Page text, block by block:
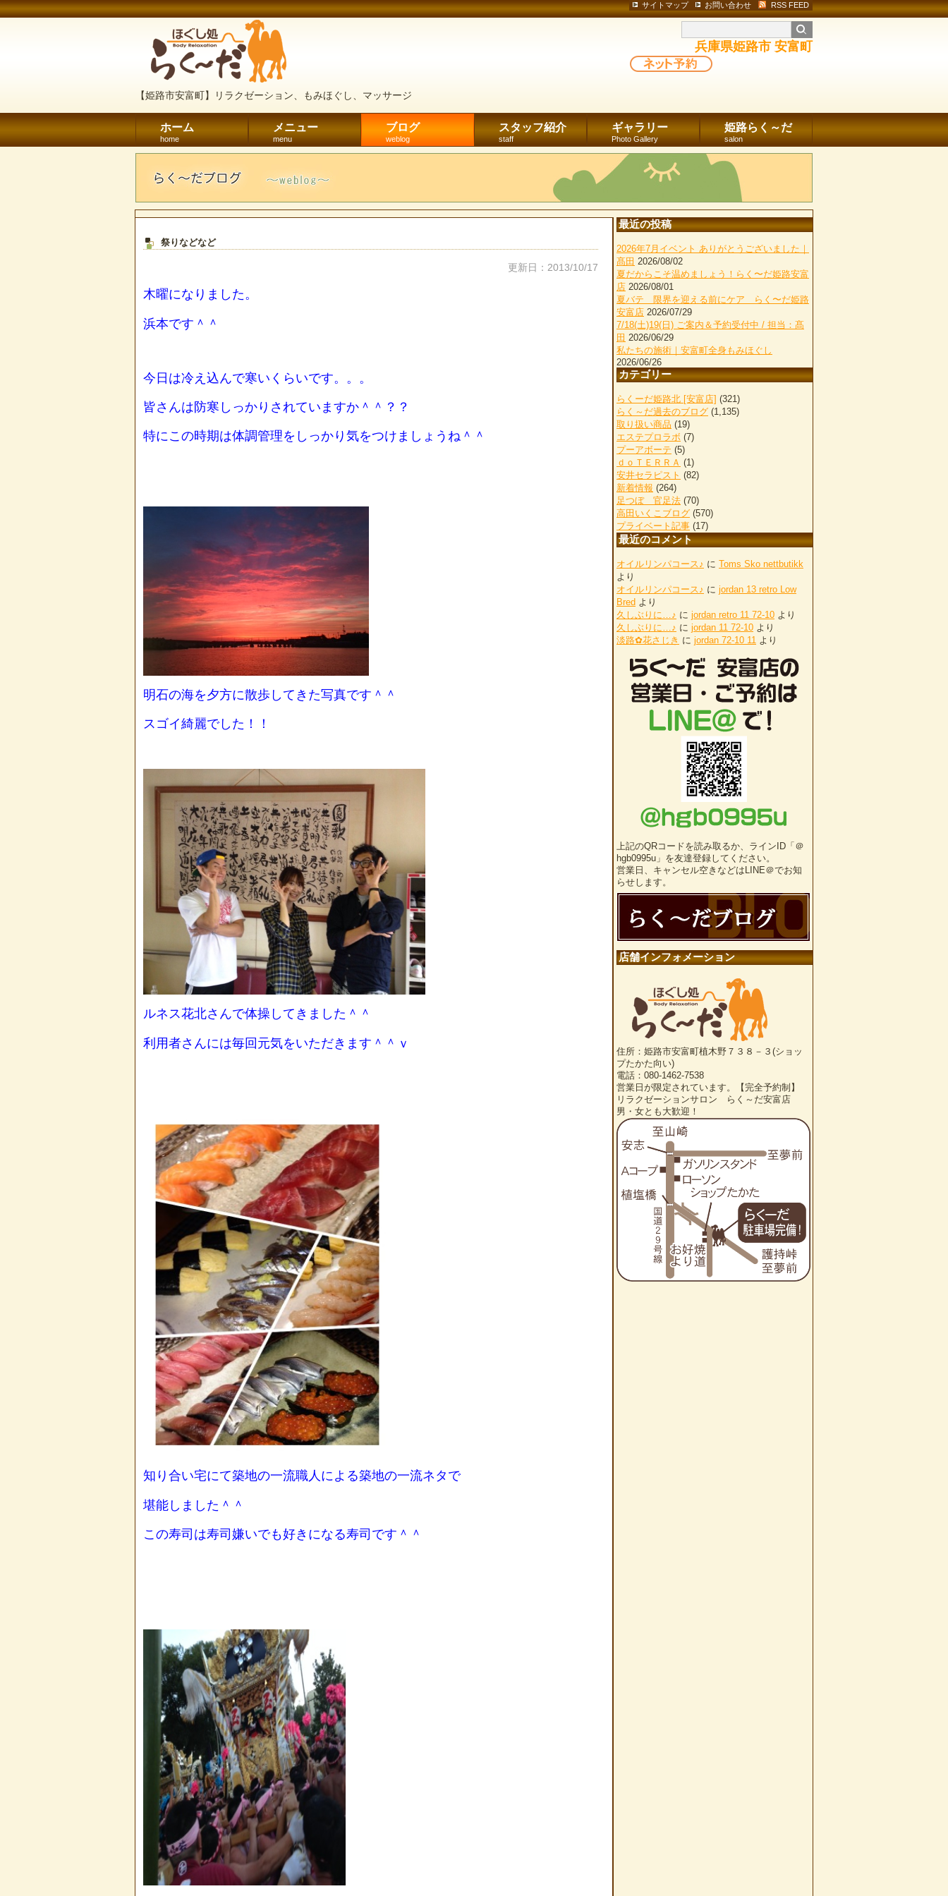
【姫路市安富町】リラクゼーション、もみほぐし、マッサージ
サイトマップ お問い合わせ RSS FEED
兵庫県姫路市 安富町
ホーム
home
メニュー
menu
ブログ
weblog
スタッフ紹介
staff
ギャラリー
Photo Gallery
姫路らく～だ
salon
祭りなどなど
更新日：2013/10/17
木曜になりました。
浜本です＾＾
今日は冷え込んで寒いくらいです。。。
皆さんは防寒しっかりされていますか＾＾？？
特にこの時期は体調管理をしっかり気をつけましょうね＾＾
明石の海を夕方に散歩してきた写真です＾＾
スゴイ綺麗でした！！
ルネス花北さんで体操してきました＾＾
利用者さんには毎回元気をいただきます＾＾ｖ
知り合い宅にて築地の一流職人による築地の一流ネタで
堪能しました＾＾
この寿司は寿司嫌いでも好きになる寿司です＾＾
最近の投稿
2026年7月イベント ありがとうございました｜
髙田 2026/08/02
夏だからこそ温めましょう！らく〜だ姫路安富
店 2026/08/01
夏バテ 限界を迎える前にケア らく〜だ姫路
安富店 2026/07/29
7/18(土)19(日) ご案内＆予約受付中 / 担当：髙
田 2026/06/29
私たちの施術｜安富町全身もみほぐし
2026/06/26
カテゴリー
らくーだ姫路北 [安富店] (321)
らく～だ過去のブログ (1,135)
取り扱い商品 (19)
エステプロラボ (7)
プーアボーテ (5)
ｄｏＴＥＲＲＡ (1)
安井セラピスト (82)
新着情報 (264)
足つぼ 官足法 (70)
高田いくこブログ (570)
プライベート記事 (17)
最近のコメント
オイルリンパコース♪ に Toms Sko nettbutikk
より
オイルリンパコース♪ に jordan 13 retro Low
Bred より
久しぶりに…♪ に jordan retro 11 72-10 より
久しぶりに…♪ に jordan 11 72-10 より
淡路✿花さじき に jordan 72-10 11 より
上記のQRコードを読み取るか、ラインID「＠
hgb0995u」を友達登録してください。
営業日、キャンセル空きなどはLINE＠でお知
らせします。
店舗インフォメーション
住所：姫路市安富町植木野７３８－３(ショッ
プたかた向い)
電話：080-1462-7538
営業日が限定されています。【完全予約制】
リラクゼーションサロン らく～だ安富店
男・女とも大歓迎！